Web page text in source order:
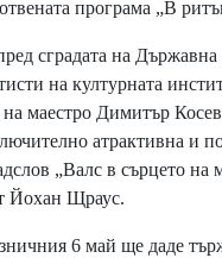
програма „В
сградата на Държавна
на културната
на маестро Димитър
атрактивна и
„Валс в сърцето на
Йохан Щраус.
6 май ще даде